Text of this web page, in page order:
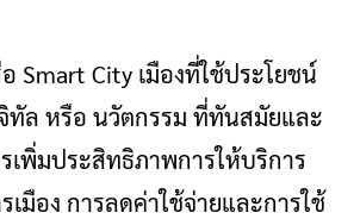
Smart City เมืองที่ใช้ประโยชน์
ทัล หรือ นวัตกรรม ที่ทันสมัยและ
เพิ่มประสิทธิภาพการให้บริการ
เมือง การลดค่าใช้จ่ายและการใช้